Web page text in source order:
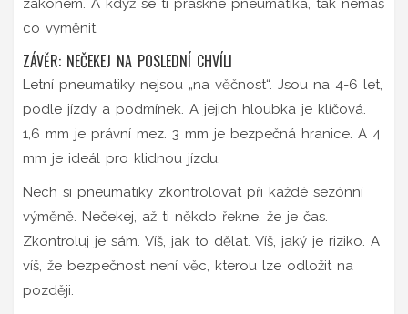
zákonem. A když se ti praskne pneumatika, tak nemáš
co vyměnit.
ZÁVĚR: NEČEKEJ NA POSLEDNÍ CHVÍLI
Letní pneumatiky nejsou „na věčnost“. Jsou na 4-6 let,
podle jízdy a podmínek. A jejich hloubka je klíčová.
1,6 mm je právní mez. 3 mm je bezpečná hranice. A 4
mm je ideál pro klidnou jízdu.
Nech si pneumatiky zkontrolovat při každé sezónní
výměně. Nečekej, až ti někdo řekne, že je čas.
Zkontroluj je sám. Víš, jak to dělat. Víš, jaký je riziko. A
víš, že bezpečnost není věc, kterou lze odložit na
později.